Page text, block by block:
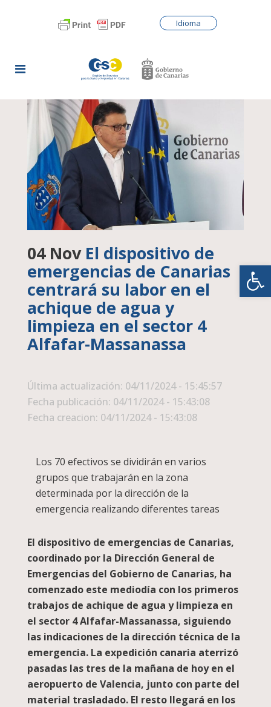
Idioma
04 NovEl dispositivo de
emergencias de Canarias
centrará su labor en el
achique de agua y
limpieza en el sector 4
Alfafar-Massanassa
Última actualización: 04/11/2024 - 15:45:57
Fecha publicación: 04/11/2024 - 15:43:08
Fecha creacion: 04/11/2024 - 15:43:08
Los 70 efectivos se dividirán en varios
grupos que trabajarán en la zona
determinada por la dirección de la
emergencia realizando diferentes tareas
El dispositivo de emergencias de Canarias,
coordinado por la Dirección General de
Emergencias del Gobierno de Canarias, ha
comenzado este mediodía con los primeros
trabajos de achique de agua y limpieza en
el sector 4 Alfafar-Massanassa, siguiendo
las indicaciones de la dirección técnica de la
emergencia. La expedición canaria aterrizó
pasadas las tres de la mañana de hoy en el
aeropuerto de Valencia, junto con parte del
material trasladado. El resto llegará en los